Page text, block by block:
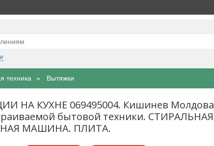
техника Вытяжки
НА КУХНЕ 069495004. Кишинев Молдова
бытовой техники. СТИРАЛЬНАЯ
МАШИНА. ПЛИТА.